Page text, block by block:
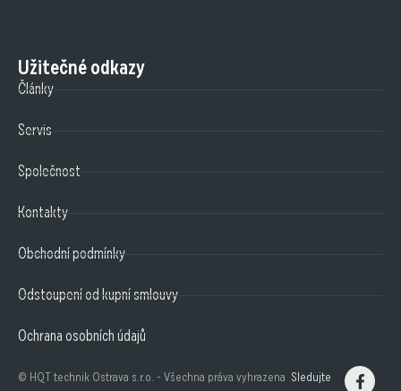
Užitečné odkazy
Články
Servis
Společnost
Kontakty
Obchodní podmínky
Odstoupení od kupní smlouvy
Ochrana osobních údajů
© HQT technik Ostrava s.r.o. - Všechna práva vyhrazena Sledujte